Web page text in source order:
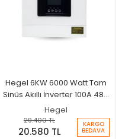
Hegel 6KW 6000 Watt Tam
Sinüs Akıllı İnverter 100A 48V
MPPT Şarjlı İnverter
Hegel
29.400 TL
20.580 TL
KARGO
BEDAVA